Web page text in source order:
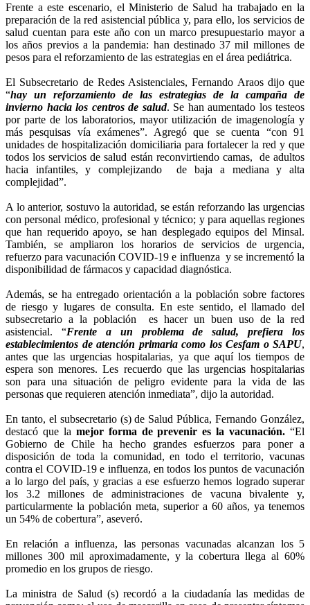
Frente a este escenario, el Ministerio de Salud ha trabajado en la
preparación de la red asistencial pública y, para ello, los servicios de
salud cuentan para este año con un marco presupuestario mayor a
los años previos a la pandemia: han destinado 37 mil millones de
pesos para el reforzamiento de las estrategias en el área pediátrica.
El Subsecretario de Redes Asistenciales, Fernando Araos dijo que
“hay un reforzamiento de las estrategias de la campaña de
invierno hacia los centros de salud. Se han aumentado los testeos
por parte de los laboratorios, mayor utilización de imagenología y
más pesquisas vía exámenes”. Agregó que se cuenta “con 91
unidades de hospitalización domiciliaria para fortalecer la red y que
todos los servicios de salud están reconvirtiendo camas, de adultos
hacia infantiles, y complejizando de baja a mediana y alta
complejidad”.
A lo anterior, sostuvo la autoridad, se están reforzando las urgencias
con personal médico, profesional y técnico; y para aquellas regiones
que han requerido apoyo, se han desplegado equipos del Minsal.
También, se ampliaron los horarios de servicios de urgencia,
refuerzo para vacunación COVID-19 e influenza y se incrementó la
disponibilidad de fármacos y capacidad diagnóstica.
Además, se ha entregado orientación a la población sobre factores
de riesgo y lugares de consulta. En este sentido, el llamado del
subsecretario a la población es hacer un buen uso de la red
asistencial. “Frente a un problema de salud, prefiera los
establecimientos de atención primaria como los Cesfam o SAPU,
antes que las urgencias hospitalarias, ya que aquí los tiempos de
espera son menores. Les recuerdo que las urgencias hospitalarias
son para una situación de peligro evidente para la vida de las
personas que requieren atención inmediata”, dijo la autoridad.
En tanto, el subsecretario (s) de Salud Pública, Fernando González,
destacó que la mejor forma de prevenir es la vacunación. “El
Gobierno de Chile ha hecho grandes esfuerzos para poner a
disposición de toda la comunidad, en todo el territorio, vacunas
contra el COVID-19 e influenza, en todos los puntos de vacunación
a lo largo del país, y gracias a ese esfuerzo hemos logrado superar
los 3.2 millones de administraciones de vacuna bivalente y,
particularmente la población meta, superior a 60 años, ya tenemos
un 54% de cobertura”, aseveró.
En relación a influenza, las personas vacunadas alcanzan los 5
millones 300 mil aproximadamente, y la cobertura llega al 60%
promedio en los grupos de riesgo.
La ministra de Salud (s) recordó a la ciudadanía las medidas de